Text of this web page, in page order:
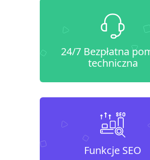
24/7 Bezpłatna
techniczna
Funkcje SEO